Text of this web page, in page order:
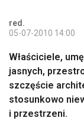
red.
05-07-2010 14:00
Właściciele,
jasnych,
szczęście
stosunkowo
i przestrzeni.